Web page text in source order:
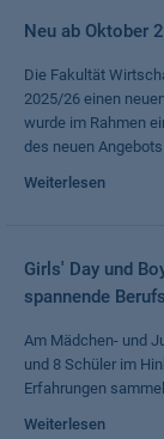
Neu ab Oktober
Die Fakultät
2025/26 einen
wurde im Rahmen
des neuen
Weiterlesen
Girls' Day und
spannende
Am Mädchen- und
und 8 Schüler im
Erfahrungen
Weiterlesen